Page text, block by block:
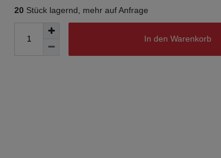
20 Stück lagernd, mehr auf Anfrage
In den Warenkorb